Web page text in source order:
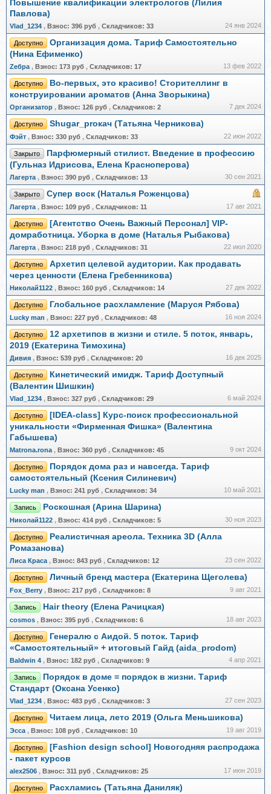
Повышение квалификации электрологов (Лилия
Павлова)
Vlad_1234 , Взнос: 396 руб , Складчиков: 33 24 янв 2024
Доступно
Организация дома. Тариф Самостоятельно
(Нина Ефименко)
Zебра , Взнос: 173 руб , Складчиков: 17 13 фев 2022
Доступно
Во-первых, это красиво! Сторителлинг в
конструировании ароматов (Анна Зворыкина)
Организатор , Взнос: 126 руб , Складчиков: 2 7 дек 2024
Доступно Shugar_proкач (Татьяна Черникова)
Фэйт , Взнос: 330 руб , Складчиков: 33 22 июн 2022
Закрыто
Парфюмерный стилист. Введение в профессию
(Гульназ Идрисова, Елена Красноперова)
Лагерта , Взнос: 390 руб , Складчиков: 13 30 сен 2021
Закрыто Супер воск (Наталья Роженцова)
Лагерта , Взнос: 109 руб , Складчиков: 11 17 авг 2021
Доступно
[Агентство Очень Важный Персонал] VIP-
домработница. Уборка в доме (Наталья Рыбакова)
Лагерта , Взнос: 218 руб , Складчиков: 31 22 июл 2020
Доступно
Архетип целевой аудитории. Как продавать
через ценности (Елена Гребенникова)
Николай1122 , Взнос: 160 руб , Складчиков: 14 27 дек 2022
Доступно Глобальное расхламление (Маруся Рябова)
Lucky man , Взнос: 227 руб , Складчиков: 48 16 ноя 2024
Доступно
12 архетипов в жизни и стиле. 5 поток, январь,
2019 (Екатерина Тимохина)
Дивия , Взнос: 539 руб , Складчиков: 20 16 дек 2025
Доступно
Кинетический имидж. Тариф Доступный
(Валентин Шишкин)
Vlad_1234 , Взнос: 327 руб , Складчиков: 29 6 май 2024
Доступно
[IDEA-class] Курс-поиск профессиональной
уникальности «Фирменная Фишка» (Валентина
Габышева)
Matrona.rona , Взнос: 360 руб , Складчиков: 45 9 окт 2024
Доступно
Порядок дома раз и навсегда. Тариф
самостоятельный (Ксения Силиневич)
Lucky man , Взнос: 241 руб , Складчиков: 34 10 май 2021
Запись Роскошная (Арина Шарина)
Николай1122 , Взнос: 414 руб , Складчиков: 5 30 ноя 2023
Доступно
Реалистичная ареола. Техника 3D (Алла
Ромазанова)
Лиса Краса , Взнос: 843 руб , Складчиков: 12 23 сен 2022
Доступно Личный бренд мастера (Екатерина Щеголева)
Fox_Berry , Взнос: 217 руб , Складчиков: 8 9 авг 2021
Запись Hair theory (Елена Рачицкая)
cosmos , Взнос: 395 руб , Складчиков: 6 18 авг 2023
Доступно
Генералю с Аидой. 5 поток. Тариф
«Самостоятельный» + итоговый Гайд (aida_prodom)
Baldwin 4 , Взнос: 182 руб , Складчиков: 9 4 апр 2021
Запись
Порядок в доме = порядок в жизни. Тариф
Стандарт (Оксана Усенко)
Vlad_1234 , Взнос: 483 руб , Складчиков: 3 27 сен 2023
Доступно Читаем лица, лето 2019 (Ольга Меньшикова)
Эсса , Взнос: 108 руб , Складчиков: 10 19 авг 2019
Доступно
[Fashion design school] Новогодняя распродажа
- пакет курсов
alex2506 , Взнос: 311 руб , Складчиков: 25 17 июн 2019
Доступно Расхламись (Татьяна Даниляк)